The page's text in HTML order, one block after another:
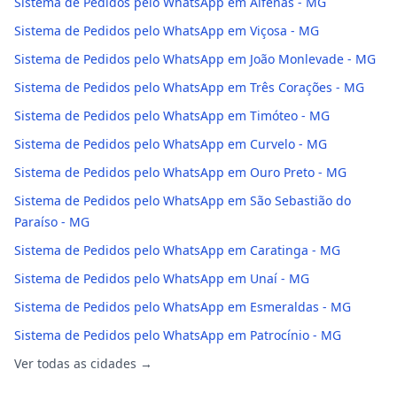
Sistema de Pedidos pelo WhatsApp em Viçosa - MG
Sistema de Pedidos pelo WhatsApp em João Monlevade - MG
Sistema de Pedidos pelo WhatsApp em Três Corações - MG
Sistema de Pedidos pelo WhatsApp em Timóteo - MG
Sistema de Pedidos pelo WhatsApp em Curvelo - MG
Sistema de Pedidos pelo WhatsApp em Ouro Preto - MG
Sistema de Pedidos pelo WhatsApp em São Sebastião do
Paraíso - MG
Sistema de Pedidos pelo WhatsApp em Caratinga - MG
Sistema de Pedidos pelo WhatsApp em Unaí - MG
Sistema de Pedidos pelo WhatsApp em Esmeraldas - MG
Sistema de Pedidos pelo WhatsApp em Patrocínio - MG
Ver todas as cidades →